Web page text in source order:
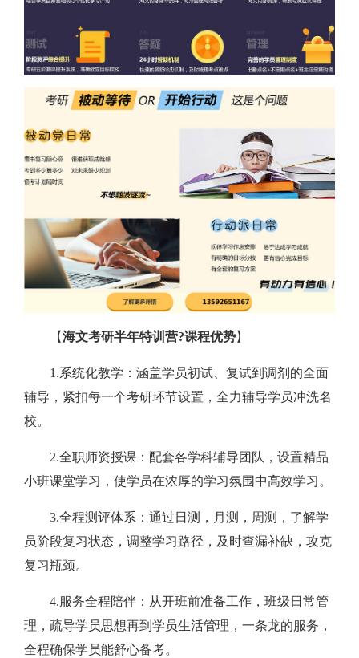
【海文考研半年特训营?课程优势】
1.系统化教学：涵盖学员初试、复试到调剂的全面
辅导，紧扣每一个考研环节设置，全力辅导学员冲洗名
校。
2.全职师资授课：配套各学科辅导团队，设置精品
小班课堂学习，使学员在浓厚的学习氛围中高效学习。
3.全程测评体系：通过日测，月测，周测，了解学
员阶段复习状态，调整学习路径，及时查漏补缺，攻克
复习瓶颈。
4.服务全程陪伴：从开班前准备工作，班级日常管
理，疏导学员思想再到学员生活管理，一条龙的服务，
全程确保学员能舒心备考。